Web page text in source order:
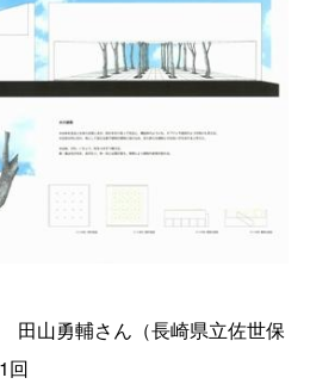
田山勇輔さん（長崎県立佐世保
回